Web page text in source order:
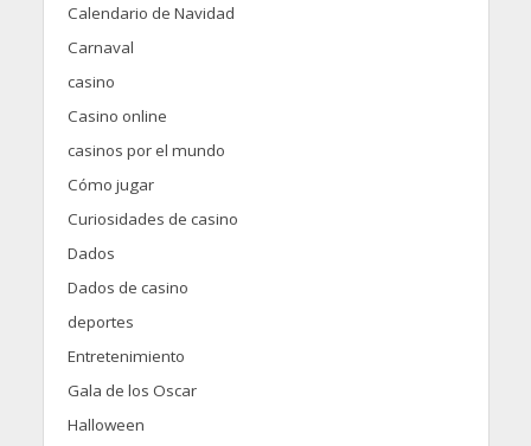
Calendario de Navidad
Carnaval
casino
Casino online
casinos por el mundo
Cómo jugar
Curiosidades de casino
Dados
Dados de casino
deportes
Entretenimiento
Gala de los Oscar
Halloween